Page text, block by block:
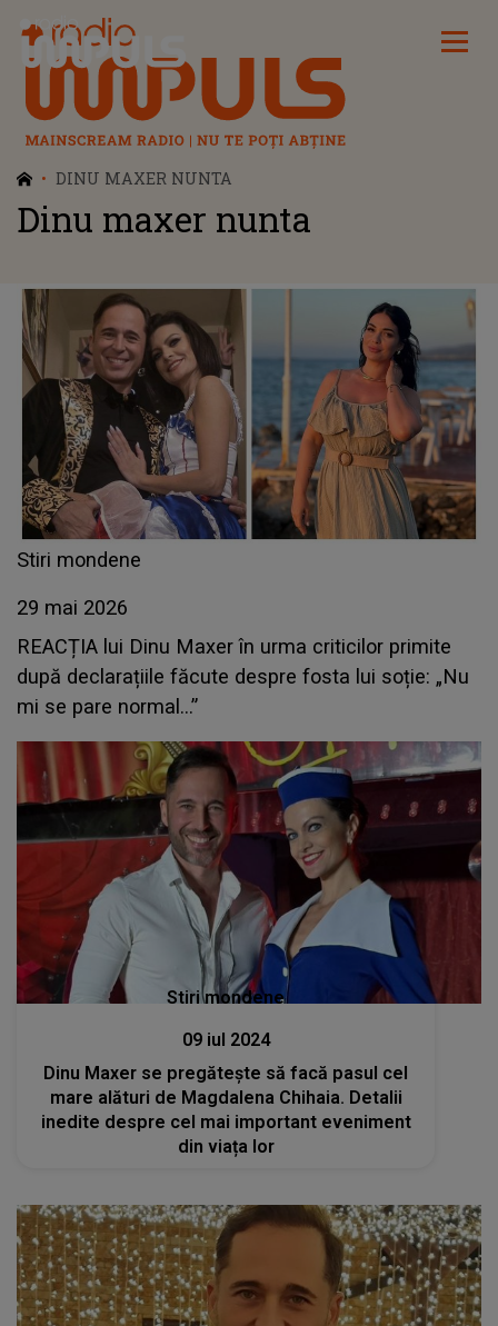
Radio Impuls
DINU MAXER NUNTA
Dinu maxer nunta
Stiri mondene
29 mai 2026
REACȚIA lui Dinu Maxer în urma criticilor primite
după declarațiile făcute despre fosta lui soție: „Nu
mi se pare normal...”
Stiri mondene
09 iul 2024
Dinu Maxer se pregăteşte să facă pasul cel
mare alături de Magdalena Chihaia. Detalii
inedite despre cel mai important eveniment
din viața lor